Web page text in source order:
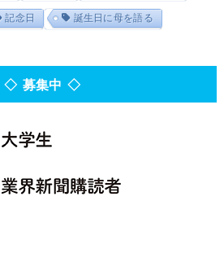
記念日 誕生日に母を語る
◇ 募集中 ◇